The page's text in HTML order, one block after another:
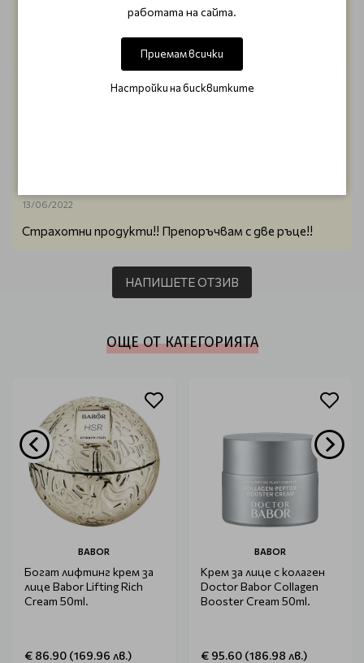
Илияна Касапова
13/06/2022
Страхотни продукти!! Препоръчвам с две ръце!!
НАПИШЕТЕ ОТЗИВ
ОЩЕ ОТ КАТЕГОРИЯТА
BABOR
Богат лифтинг крем за
лице Babor Lifting Rich
Cream 50ml.
€ 86.90 (169.96 лв.)
BABOR
Крем за лице с колаген
Doctor Babor Collagen
Booster Cream 50ml.
€ 95.60 (186.98 лв.)
работата на сайта.
Приемам всички
Настройки на бисквитките